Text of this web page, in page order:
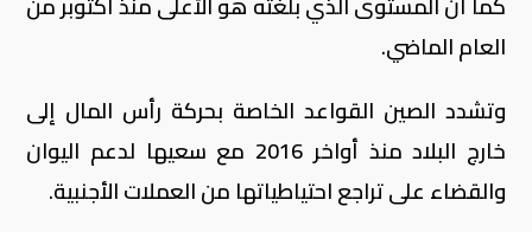
العام الماضي.
وتشدد الصين القواعد الخاصة بحركة رأس المال إلى
خارج البلاد منذ أواخر 2016 مع سعيها لدعم اليوان
والقضاء على تراجع احتياطياتها من العملات الأجنبية.